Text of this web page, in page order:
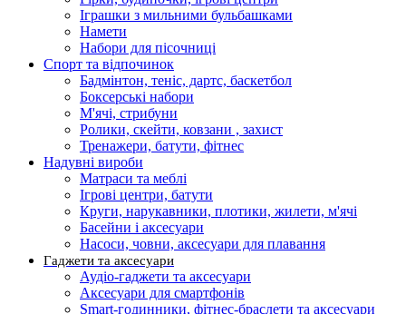
Іграшки з мильними бульбашками
Намети
Набори для пісочниці
Спорт та відпочинок
Бадмінтон, теніс, дартс, баскетбол
Боксерські набори
М'ячі, стрибуни
Ролики, скейти, ковзани , захист
Тренажери, батути, фітнес
Надувні вироби
Матраси та меблі
Ігрові центри, батути
Круги, нарукавники, плотики, жилети, м'ячі
Басейни і аксесуари
Насоси, човни, аксесуари для плавання
Гаджети та аксесуари
Аудіо-гаджети та аксесуари
Аксесуари для смартфонів
Smart-годинники, фітнес-браслети та аксесуари